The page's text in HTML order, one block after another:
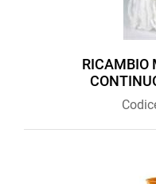
RICAMBIO